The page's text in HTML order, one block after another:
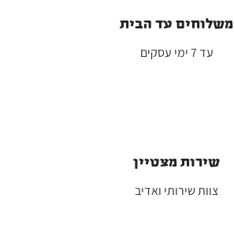
שירות מצטיין
צוות שירותי ואדיב
משלוחים עד הבית
עד 7 ימי עסקים